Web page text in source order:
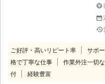
コ
木
コ
判
パ
を
の
パ
ご好評・高いリピート率 サポ
格で丁寧な仕事
作業外注一切
付
経験豊富